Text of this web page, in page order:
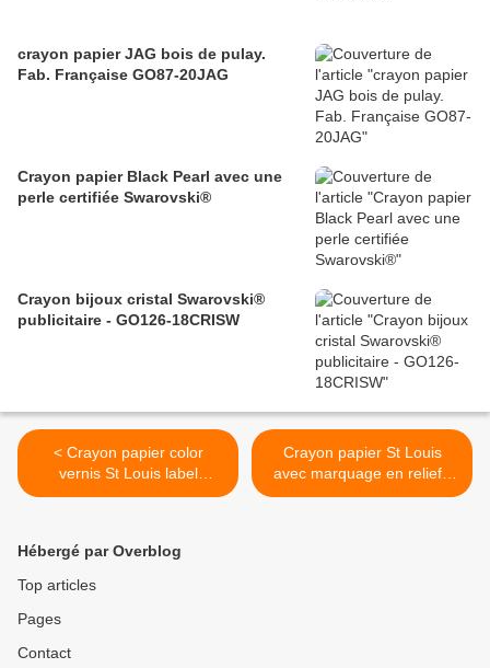
crayon papier JAG bois de pulay.
Fab. Française GO87-20JAG
Crayon papier Black Pearl avec une
perle certifiée Swarovski®
Crayon bijoux cristal Swarovski®
publicitaire - GO126-18CRISW
< Crayon papier color
vernis St Louis label
forestier - GO87-12CF02
Crayon papier St Louis
avec marquage en relief -
GO87-14CF02 >
Hébergé par Overblog
Top articles
Pages
Contact